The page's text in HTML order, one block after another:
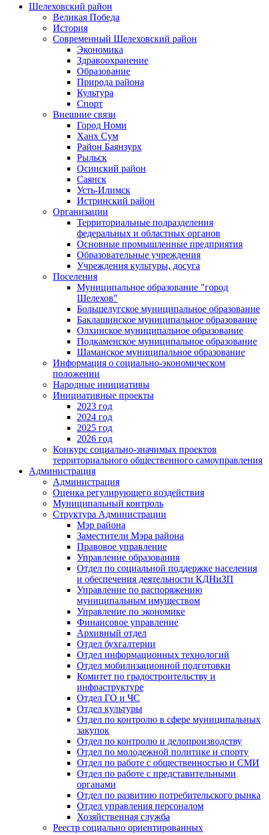
Шелеховский район
Великая Победа
История
Современный Шелеховский район
Экономика
Здравоохранение
Образование
Природа района
Культура
Спорт
Внешние связи
Город Номи
Ханх Сум
Район Баянзурх
Рыльск
Осинский район
Саянск
Усть-Илимск
Истринский район
Организации
Территориальные подразделения
федеральных и областных органов
Основные промышленные предприятия
Образовательные учреждения
Учреждения культуры, досуга
Поселения
Муниципальное образование "город
Шелехов"
Большелугское муниципальное образование
Баклашинское муниципальное образование
Олхинское муниципальное образование
Подкаменское муниципальное образование
Шаманское муниципальное образование
Информация о социально-экономическом
положении
Народные инициативы
Инициативные проекты
2023 год
2024 год
2025 год
2026 год
Конкурс социально-значимых проектов
территориального общественного самоуправления
Администрация
Администрация
Оценка регулирующего воздействия
Муниципальный контроль
Структура Администрации
Мэр района
Заместители Мэра района
Правовое управление
Управление образования
Отдел по социальной поддержке населения
и обеспечения деятельности КДНиЗП
Управление по распоряжению
муниципальным имуществом
Управление по экономике
Финансовое управление
Архивный отдел
Отдел бухгалтерии
Отдел информационных технологий
Отдел мобилизационной подготовки
Комитет по градостроительству и
инфраструктуре
Отдел ГО и ЧС
Отдел культуры
Отдел по контролю в сфере муниципальных
закупок
Отдел по контролю и делопроизводству
Отдел по молодежной политике и спорту
Отдел по работе с общественностью и СМИ
Отдел по работе с представительными
органами
Отдел по развитию потребительского рынка
Отдел управления персоналом
Хозяйственная служба
Реестр социально ориентированных